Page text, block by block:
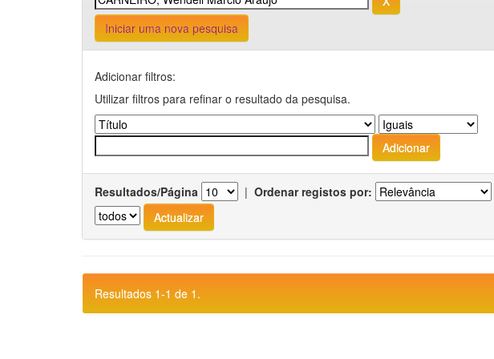
Iniciar uma nova pesquisa
Adicionar filtros:
Utilizar filtros para refinar o resultado da pesquisa.
Resultados/Página | Ordenar registos por:
Resultados 1-1 de 1.